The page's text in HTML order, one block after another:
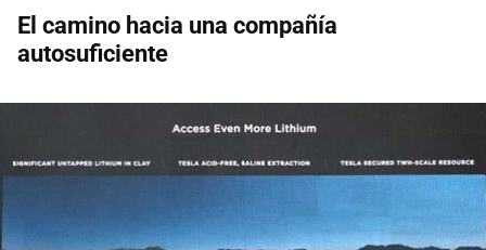
El camino hacia una compañía
autosuficiente